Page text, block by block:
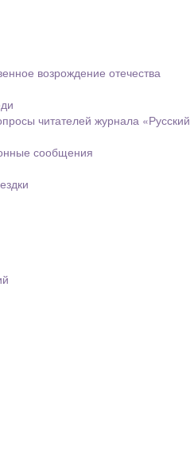
возрождение отечества
читателей журнала «Русский
сообщения